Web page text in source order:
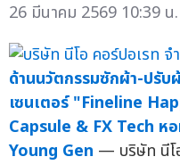
26 มีนาคม 2569 10:39 น.
ด้านนวัตกรรมซักผ้า-ปรับ
เซนเตอร์ "Fineline
Capsule & FX Tech ห
Young Gen — บริษัท นีโ